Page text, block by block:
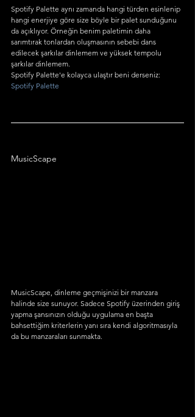
Spotify Palette aynı zamanda hangi türden esinlenip
hangi enerjiye göre size böyle bir palet sunduğunu
da açıklıyor. Örneğin benim paletimin daha
sarımtırak tonlardan oluşmasının sebebi dans
edilecek şarkılar dinlemem ve yüksek tempolu
şarkılar dinlemem.
Spotify Palette'e kolayca ulaştır beni derseniz:
Spotify Palette
MusicScape
MusicScape, dinleme geçmişinizi bir manzara
halinde size sunuyor. Sadece Spotify üzerinden giriş
yapma şansınızın olduğu uygulama en başta
bahsettiğim kriterlerin yanı sıra kendi algoritmasıyla
da bu manzaraları sunmakta.